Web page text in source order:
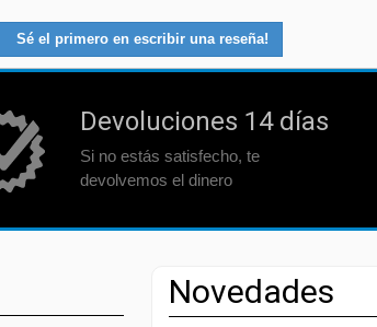
Sé el primero en escribir una reseña!
Devoluciones 14 días
Si no estás satisfecho, te
devolvemos el dinero
Novedades